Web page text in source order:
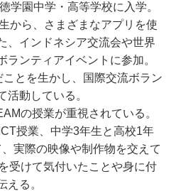
園中学・高等学校に入学。
から、さまざまなアプリを使
、インドネシア交流会や世界
ンティアイベントに参加。
とを生かし、国際交流ボラン
活動している。
の授業が重視されている。
授業、中学3年生と高校1年
実際の映像や制作物を交えて
受けて気付いたことや身に付
える。